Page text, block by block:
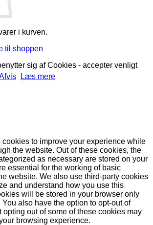
i kurven.
til shoppen
sig af Cookies - accepter venligt
Læs mere
to improve your experience while
the website. Out of these cookies, the
as necessary are stored on your
essential for the working of basic
website. We also use third-party cookies
and understand how you use this
will be stored in your browser only
also have the option to opt-out of
opting out of some of these cookies may
browsing experience.